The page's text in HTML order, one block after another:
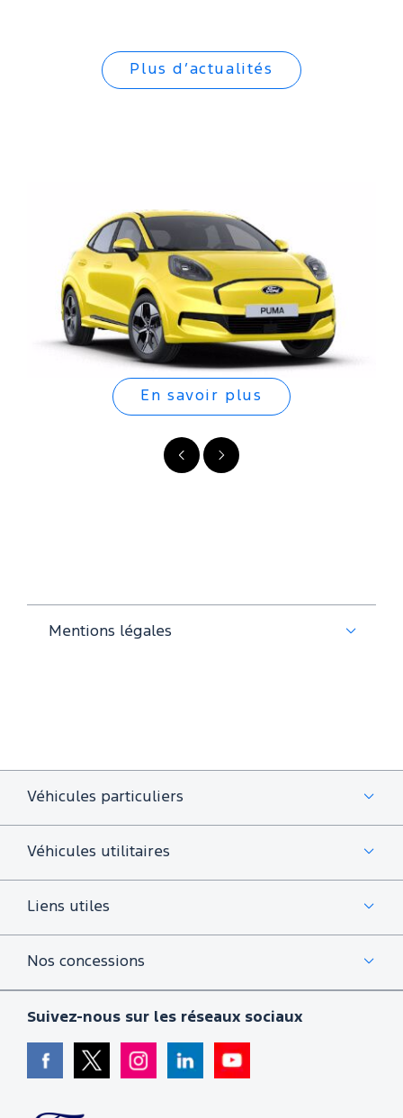
Plus d’actualités
Suivant
Précédent
En savoir plus
Mentions légales
Véhicules particuliers
Véhicules utilitaires
Liens utiles
Nos concessions
Suivez-nous sur les réseaux sociaux